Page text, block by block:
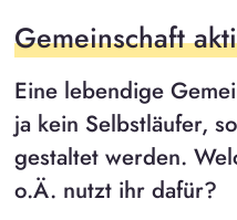
Gemeinschaft
Eine lebendige
ja kein Selbstläufer,
gestaltet werden.
o.Ä. nutzt ihr dafür?